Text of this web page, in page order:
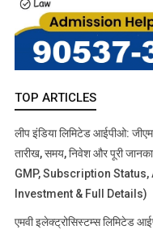
TOP ARTICLES
लीप इंडिया लिमिटेड आईपीओ:
तारीख, समय, निवेश और पूरी
GMP, Subscription
Investment & Full Details)
एमवी इलेक्ट्रोसिस्टम्स लिमिटेड